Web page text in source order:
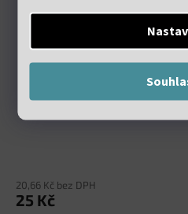
Elastická lycra 0.8mm
20,66 Kč bez DPH
25 Kč